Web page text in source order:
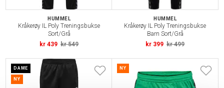
HUMMEL
Kråkerøy IL Poly Treningsbukse
Sort/Grå
kr 439 kr 549
HUMMEL
Kråkerøy IL Poly Treningsbukse
Barn Sort/Grå
kr 399 kr 499
DAME
NY
NY